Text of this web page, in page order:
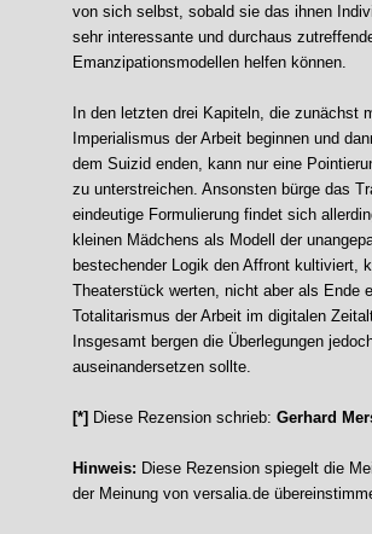
von sich selbst, sobald sie das ihnen
sehr interessante und durchaus
Emanzipationsmodellen helfen können.
In den letzten drei Kapiteln, die zunächst
Imperialismus der Arbeit beginnen und
dem Suizid enden, kann nur eine
zu unterstreichen. Ansonsten bürge das
eindeutige Formulierung findet sich
kleinen Mädchens als Modell der
bestechender Logik den Affront kultiviert,
Theaterstück werten, nicht aber als Ende
Totalitarismus der Arbeit im digitalen
Insgesamt bergen die Überlegungen
auseinandersetzen sollte.
[*] Diese Rezension schrieb: Gerhard
Hinweis: Diese Rezension spiegelt die
der Meinung von versalia.de